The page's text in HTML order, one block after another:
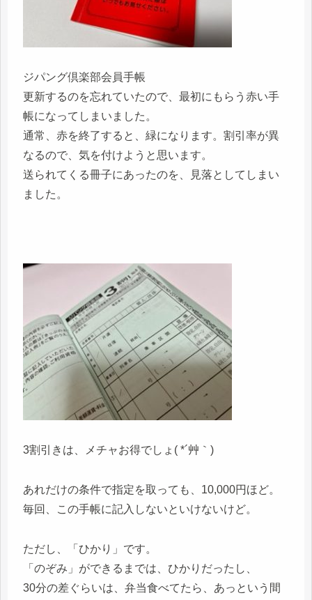
ジパング倶楽部会員手帳
更新するのを忘れていたので、最初にもらう赤い手
帳になってしまいました。
通常、赤を終了すると、緑になります。割引率が異
なるので、気を付けようと思います。
送られてくる冊子にあったのを、見落としてしまい
ました。
3割引きは、メチャお得でしょ( *´艸｀)
あれだけの条件で指定を取っても、10,000円ほど。
毎回、この手帳に記入しないといけないけど。
ただし、「ひかり」です。
「のぞみ」ができるまでは、ひかりだったし、
30分の差ぐらいは、弁当食べてたら、あっという間